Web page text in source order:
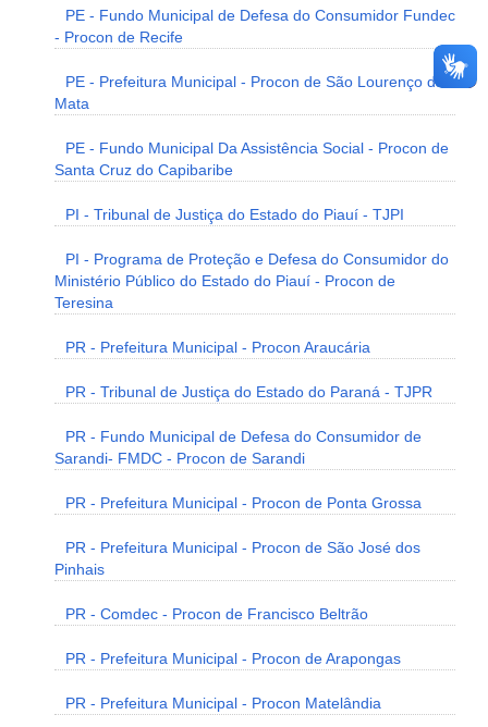
PE - Fundo Municipal de Defesa do Consumidor Fundec
- Procon de Recife
PE - Prefeitura Municipal - Procon de São Lourenço da
Mata
PE - Fundo Municipal Da Assistência Social - Procon de
Santa Cruz do Capibaribe
PI - Tribunal de Justiça do Estado do Piauí - TJPI
PI - Programa de Proteção e Defesa do Consumidor do
Ministério Público do Estado do Piauí - Procon de
Teresina
PR - Prefeitura Municipal - Procon Araucária
PR - Tribunal de Justiça do Estado do Paraná - TJPR
PR - Fundo Municipal de Defesa do Consumidor de
Sarandi- FMDC - Procon de Sarandi
PR - Prefeitura Municipal - Procon de Ponta Grossa
PR - Prefeitura Municipal - Procon de São José dos
Pinhais
PR - Comdec - Procon de Francisco Beltrão
PR - Prefeitura Municipal - Procon de Arapongas
PR - Prefeitura Municipal - Procon Matelândia